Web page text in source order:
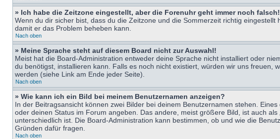
» Ich habe die Zeitzone eingestellt, aber die Forenuhr geht immer noch falsch!
Wenn du dir sicher bist, dass du die Zeitzone und die Sommerzeit richtig
damit er das Problem beheben kann.
Nach oben
» Meine Sprache steht auf diesem Board nicht zur Auswahl!
Meist hat die Board-Administration entweder deine Sprache nicht installiert oder
du benötigst, installieren kann. Falls es noch nicht existiert, würden wir uns
werden (siehe Link am Ende jeder Seite).
Nach oben
» Wie kann ich ein Bild bei meinem Benutzernamen anzeigen?
In der Beitragsansicht können zwei Bilder bei deinem Benutzernamen stehen.
oder deinen Status im Forum angeben. Das andere, meist größere Bild, ist auch
unterschiedlich ist. Die Board-Administration kann bestimmen, ob und wie die
Gründen dafür fragen.
Nach oben